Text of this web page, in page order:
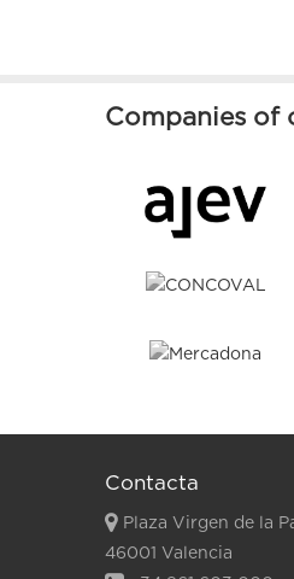
Companies of
Contacta
Plaza Virgen de la
46001 Valencia